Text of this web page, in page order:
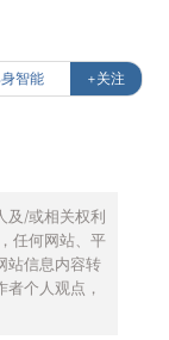
智能 +关注
及/或相关权利
任何网站、平
站信息内容转
个人观点，